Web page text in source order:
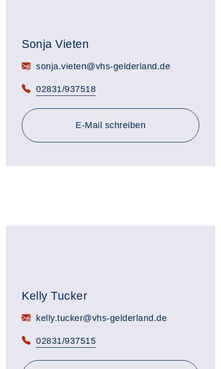
Sonja Vieten
E-Mail:sonja.vieten@vhs-gelderland.de
Telefon:
02831/937518
E-Mail schreiben
Kelly Tucker
E-Mail:kelly.tucker@vhs-gelderland.de
Telefon:
02831/937515